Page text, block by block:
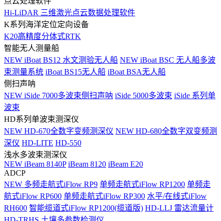
Hi-LiDAR 三维激光点云数据处理软件
K系列海洋定位定向设备
K20高精度分体式RTK
智能无人测量船
NEW iBoat BS12 水文测验无人船 NEW iBoat BSC 无人船多波
束测量系统 iBoat BS15无人船 iBoat BSA无人船
侧扫声呐
NEW iSide 7000多波束侧扫声呐 iSide 5000多波束 iSide 系列单
波束
HD系列单波束测深仪
NEW HD-670全数字变频测深仪 NEW HD-680全数字双变频测
深仪 HD-LITE HD-550
浅水多波束测深仪
NEW iBeam 8140P iBeam 8120 iBeam E20
ADCP
NEW 多频走航式iFlow RP9 单频走航式iFlow RP1200 单频走
航式iFlow RP600 单频走航式iFlow RP300 水平/在线式iFlow
RH600 智能缆道式iFlow RP1200(缆道版) HD-LLJ 雷达流量计